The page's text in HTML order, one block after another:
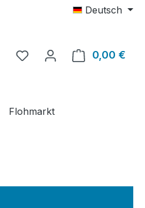
Deutsch
0,00 €
Flohmarkt